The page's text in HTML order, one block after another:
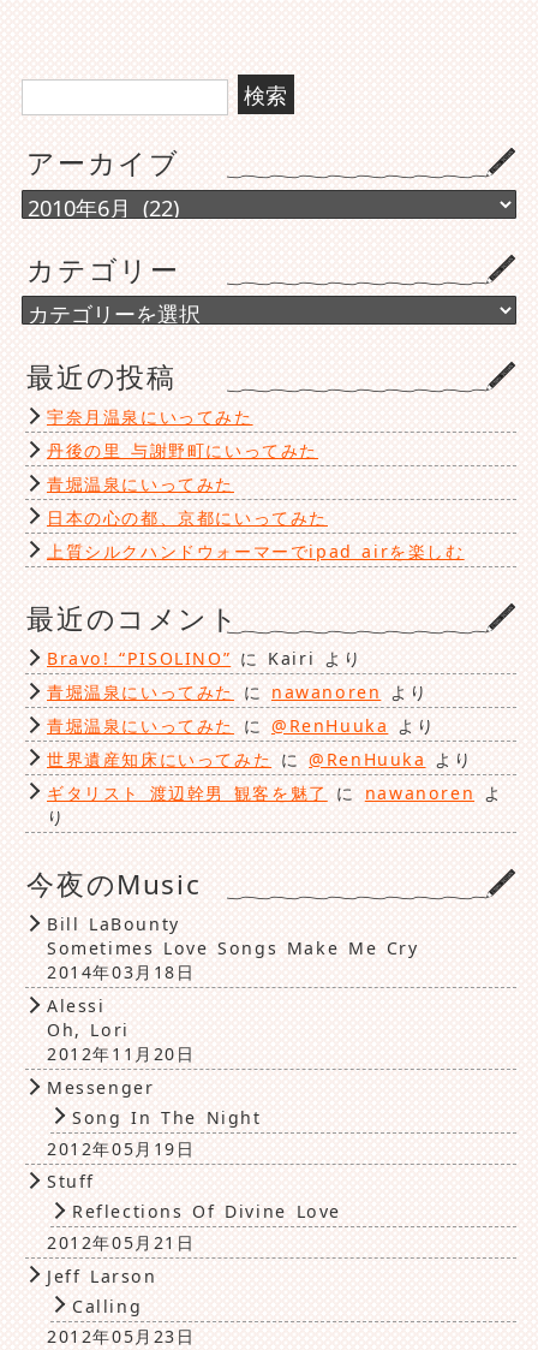
検
索:
アーカイブ
ア
ー
イ
ブ
カテゴリー
カ
テ
リ
ー
最近の投稿
宇奈月温泉にいってみた
丹後の里 与謝野町にいってみた
青堀温泉にいってみた
日本の心の都、京都にいってみた
上質シルクハンドウォーマーでipad airを楽しむ
最近のコメント
Bravo! “PISOLINO” に Kairi より
青堀温泉にいってみた
に nawanoren より
青堀温泉にいってみた
に @RenHuuka より
世界遺産知床にいってみた に@RenHuuka
より
ギタリスト 渡辺幹男 観客を魅了
に nawanoren
よ
り
今夜のMusic
Bill LaBounty
Sometimes Love Songs Make Me Cry
2014年03月18日
Alessi
Oh, Lori
2012年11月20日
Messenger
Song In The Night
2012年05月19日
Stuff
Reflections Of Divine Love
2012年05月21日
Jeff Larson
Calling
2012年05月23日